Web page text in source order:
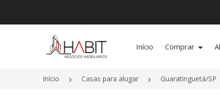
Página inicial
Início Comprar
Início Casas para alugar Guaratinguetá/SP